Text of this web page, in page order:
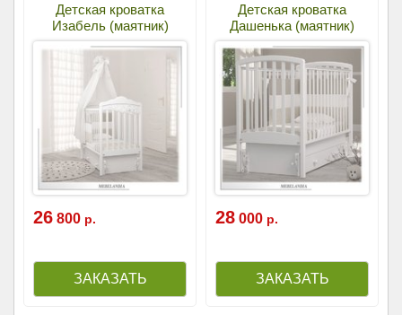
Детская кроватка
Изабель (маятник)
26 800 р.
Детская кроватка
Дашенька (маятник)
28 000 р.